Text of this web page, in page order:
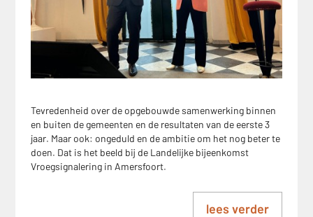
Tevredenheid over de opgebouwde samenwerking binnen
en buiten de gemeenten en de resultaten van de eerste 3
jaar. Maar ook: ongeduld en de ambitie om het nog beter te
doen. Dat is het beeld bij de Landelijke bijeenkomst
Vroegsignalering in Amersfoort.
lees verder